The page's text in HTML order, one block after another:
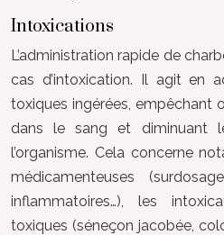
Intoxications
L’administration rapide de
cas d’intoxication. Il agit en
toxiques ingérées, empêchant
dans le sang et diminuant
l’organisme. Cela concerne
médicamenteuses
inflammatoires…), les
toxiques (séneçon jacobée,